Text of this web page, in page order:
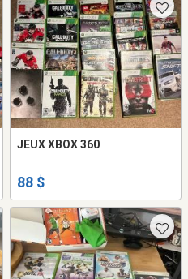
JEUX XBOX 360
88 $